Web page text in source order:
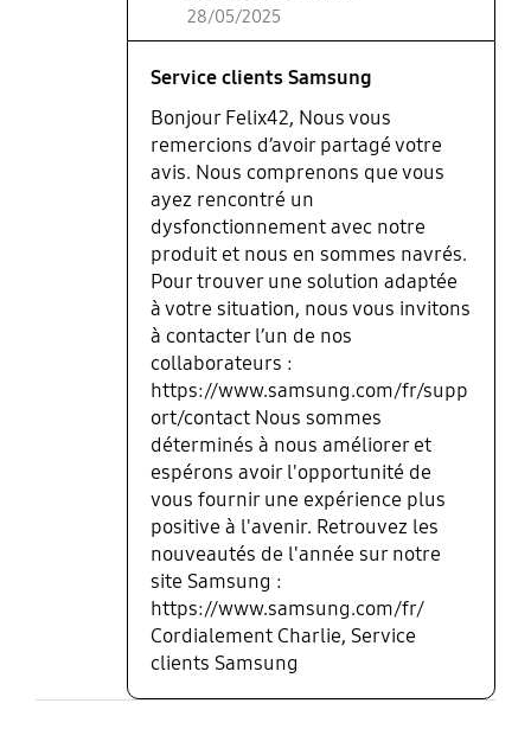
28/05/2025
Service clients Samsung
Bonjour Felix42, Nous vous
remercions d’avoir partagé votre
avis. Nous comprenons que vous
ayez rencontré un
dysfonctionnement avec notre
produit et nous en sommes navrés.
Pour trouver une solution adaptée
à votre situation, nous vous invitons
à contacter l’un de nos
collaborateurs :
https://www.samsung.com/fr/supp
ort/contact Nous sommes
déterminés à nous améliorer et
espérons avoir l'opportunité de
vous fournir une expérience plus
positive à l'avenir. Retrouvez les
nouveautés de l'année sur notre
site Samsung :
https://www.samsung.com/fr/
Cordialement Charlie, Service
clients Samsung